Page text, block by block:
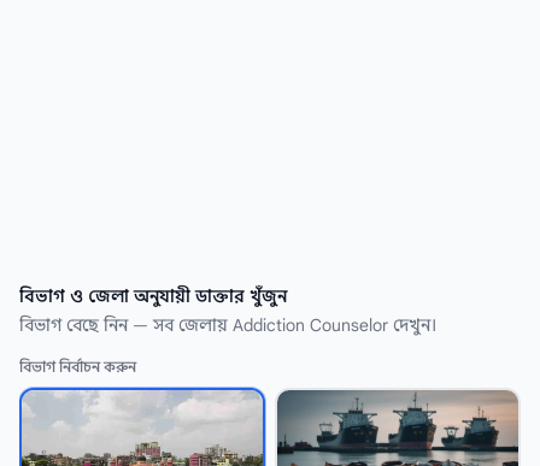
বিভাগ ও জেলা অনুযায়ী ডাক্তার খুঁজুন
বিভাগ বেছে নিন — সব জেলায় Addiction Counselor দেখুন।
বিভাগ নির্বাচন করুন